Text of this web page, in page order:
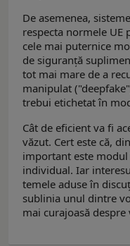
De asemenea,
respecta normele
cele mai puternice
de siguranță
tot mai mare de a
manipulat
trebui etichetat în
Cât de eficient va fi
văzut. Cert este că,
important este
individual. Iar
temele aduse în
sublinia unul dintre
mai curajoasă